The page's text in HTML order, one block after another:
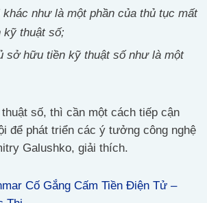
như là một phần của thủ tục mất
kỹ thuật số;
sở hữu tiền kỹ thuật số như là một
số, thì cần một cách tiếp cận
để phát triển các ý tưởng công nghệ
Galushko, giải thích.
Cố Gắng Cấm Tiền Điện Tử –